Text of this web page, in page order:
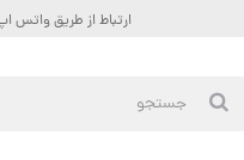
ارتباط از طریق واتس